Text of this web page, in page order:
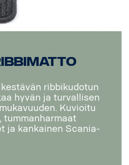
ribbikudotun
hyvän ja turvallisen
Kuvioitu
tummanharmaat
ja kankainen Scania-